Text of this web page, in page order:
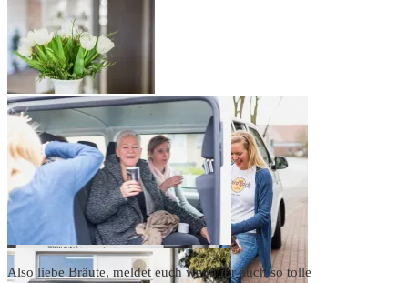
Also liebe Bräute, meldet euch wenn ihr auch so tolle